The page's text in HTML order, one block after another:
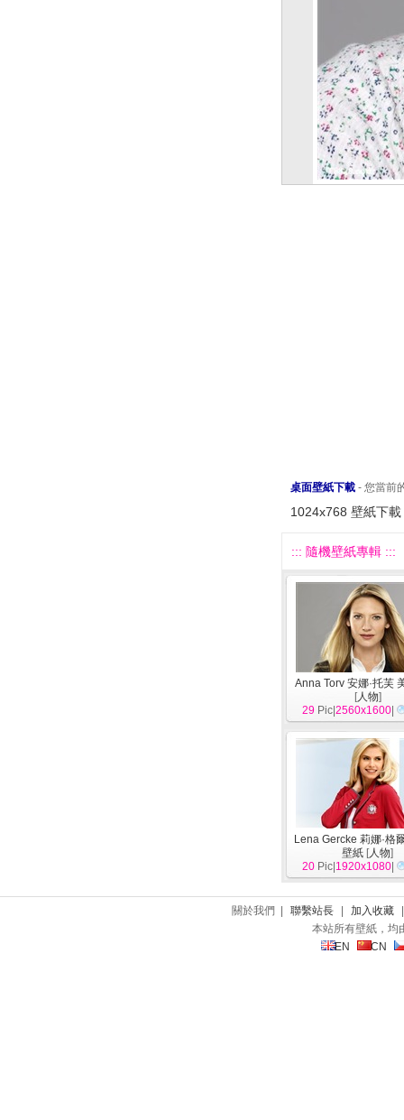
桌面壁紙下載 - 您當前
1024x768 壁紙下載
::: 隨機壁紙專輯 :::
Anna Torv 安娜·托芙
[人物]
29 Pic|2560x1600
Lena Gercke 莉娜·格
壁紙 [人物]
20 Pic| 1920x1080
關於我們 | 聯繫站長 加入收藏
本站所有壁紙，均
EN
CN